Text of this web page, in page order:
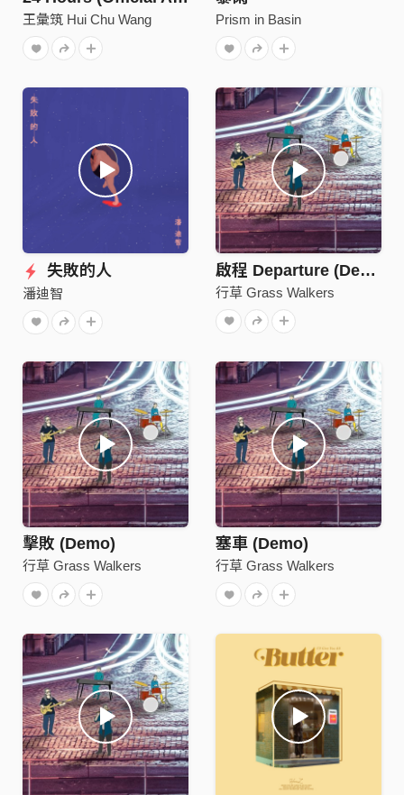
王彙筑 Hui Chu Wang Prism in Basin
失敗的人
潘迪智
啟程 Departure (Demo)
行草 Grass Walkers
擊敗 (Demo)
行草 Grass Walkers
塞車 (Demo)
行草 Grass Walkers